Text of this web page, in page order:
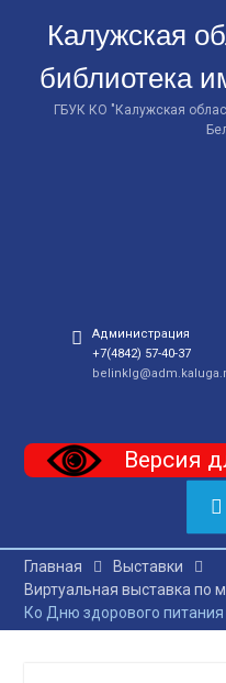
Калужская
библиотека
ГБУК КО "Калужская
Администрация
+7(4842) 57-40-37
Версия
Главная
Выставки
Виртуальная выставка по
Ко Дню здорового питания